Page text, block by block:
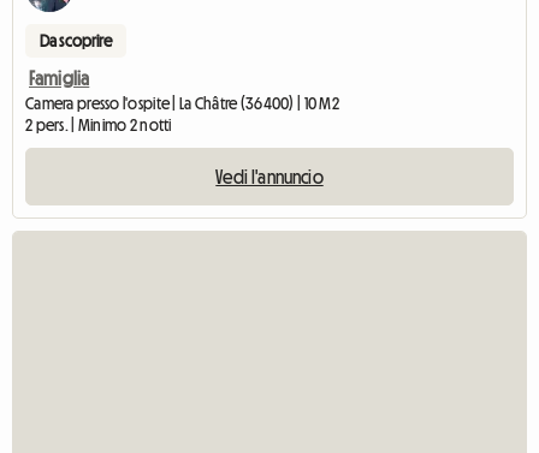
Da scoprire
Famiglia
Camera presso l'ospite | La Châtre (36400) | 10 M2
2 pers. | Minimo 2 notti
Vedi l'annuncio